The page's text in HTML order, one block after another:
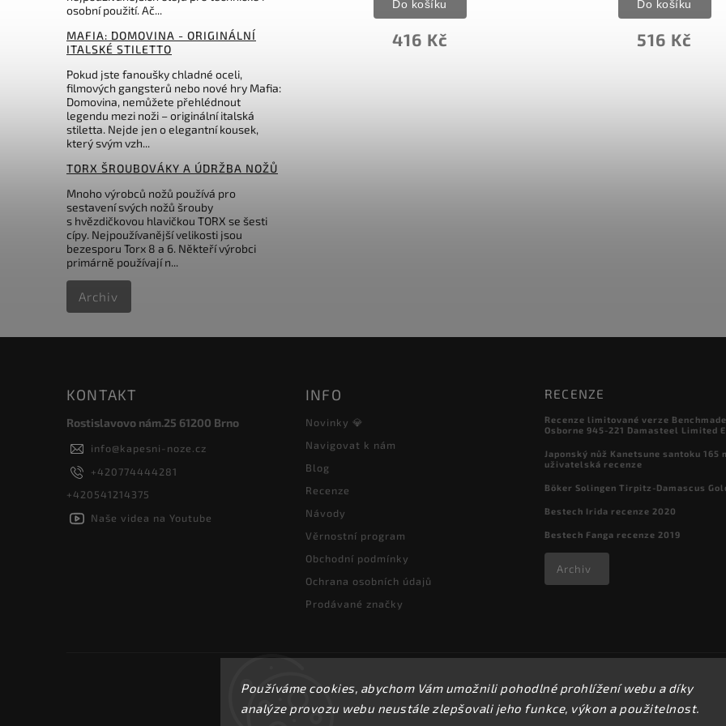
Používáme cookies, abychom Vám umožnili pohodlné prohlížení webu a díky
analýze provozu webu neustále zlepšovali jeho funkce, výkon a použitelnost.
osobní použití. Ač...
MAFIA: DOMOVINA - ORIGINÁLNÍ
ITALSKÉ STILETTO
Pokud jste fanoušky chladné oceli,
filmových gangsterů nebo nové hry Mafia:
Domovina, nemůžete přehlédnout
legendu mezi noži – originální italská
stiletta. Nejde jen o elegantní kousek,
který svým vzh...
TORX ŠROUBOVÁKY A ÚDRŽBA NOŽŮ
Mnoho výrobců nožů používá pro
sestavení svých nožů šrouby
s hvězdičkovou hlavičkou TORX se šesti
cípy. Nejpoužívanější velikosti jsou
bezesporu Torx 8 a 6. Někteří výrobci
primárně používají n...
Archiv
398 Kč 416 Kč
Do košíku
516 Kč
Do košíku
KONTAKT
Rostislavovo nám.25 61200 Brno
info@kapesni-noze.cz
+420774444281
+420541214375
Naše videa na Youtube
INFO
Novinky 💎
Navigovat k nám
Blog
Recenze
Návody
Věrnostní program
Obchodní podmínky
Ochrana osobních údajů
Prodávané značky
RECENZE
Recenze limitované verze
Osborne 945-221 Damasteel Limited
Japonský nůž Kanetsune santoku 165
uživatelská recenze
Böker Solingen Tirpitz-Damascus
Bestech Irida recenze 2020
Bestech Fanga recenze 2019
Archiv
Copyright 2026kapesni-noze.cz . Všechna práva vyhrazena.
Upravit nastavení cookies